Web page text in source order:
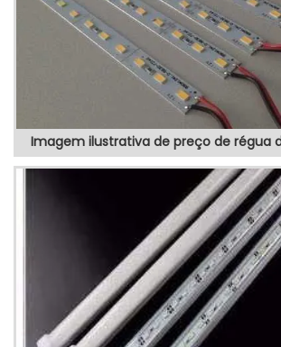
TOTEM POSTO DE GASOLINAHá muit...
Imagem ilustrativa de preço de régua